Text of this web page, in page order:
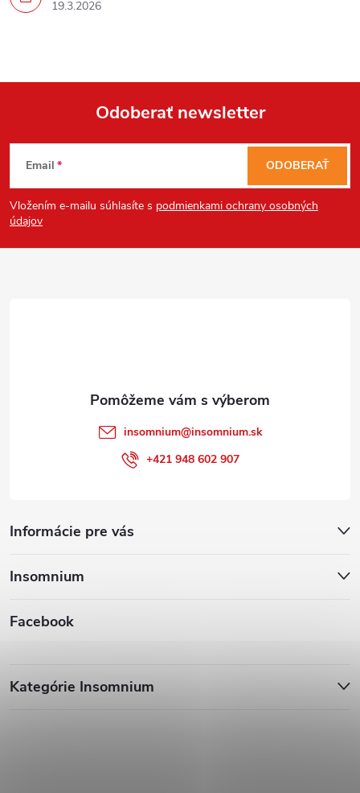
19.3.2026
Z
á
p
Odoberať newsletter
Email
Vložením e-mailu súhlasíte s podmienkami ochrany osobných
údajov
ODOBERAŤ
Informácie pre vás
Insomnium
Facebook
insomnium@insomnium.sk
+421 948 602 907
Kategórie Insomnium